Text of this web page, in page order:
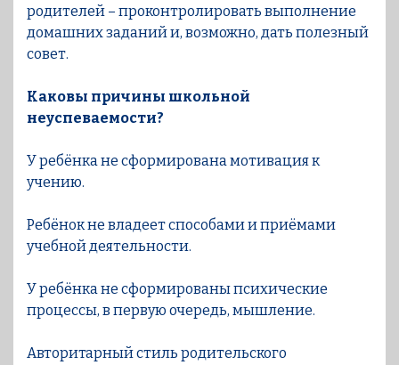
родителей – проконтролировать выполнение
домашних заданий и, возможно, дать полезный
совет.
Каковы причины школьной
неуспеваемости?
У ребёнка не сформирована мотивация к
учению.
Ребёнок не владеет способами и приёмами
учебной деятельности.
У ребёнка не сформированы психические
процессы, в первую очередь, мышление.
Авторитарный стиль родительского